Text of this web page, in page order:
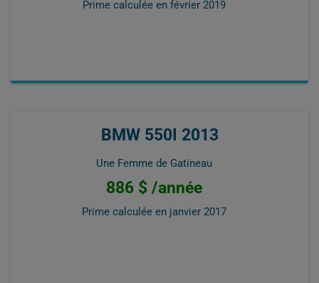
Prime calculée en février 2019
BMW 550I 2013
Une Femme de Gatineau
886 $ /année
Prime calculée en janvier 2017